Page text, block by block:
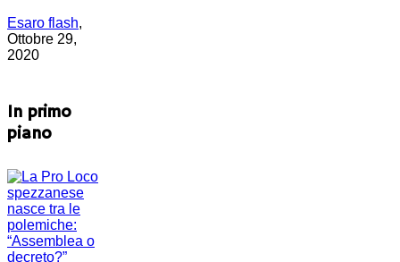
Esaro flash,
Ottobre 29,
2020
In primo
piano